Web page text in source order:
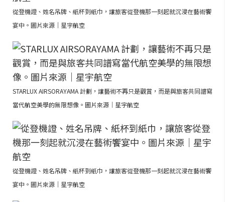
從登機證、姓名吊牌、紙杯到紙巾，讓旅客從登機那一刻起就沉浸在藝術饗
宴中。圖片來源｜星宇航空
STARLUX AIRSORAYAMA 計劃，讓藝術不再只是觀賞，而是與旅客共同譜寫
當代航空美學的無限想像。圖片來源｜星宇航空
從登機證、姓名吊牌、紙杯到紙巾，讓旅客從登機那一刻起就沉浸在藝術饗
宴中。圖片來源｜星宇航空